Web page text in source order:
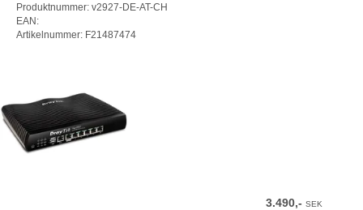
Produktnummer: v2927-DE-AT-CH
EAN:
Artikelnummer: F21487474
3.490,-SEK